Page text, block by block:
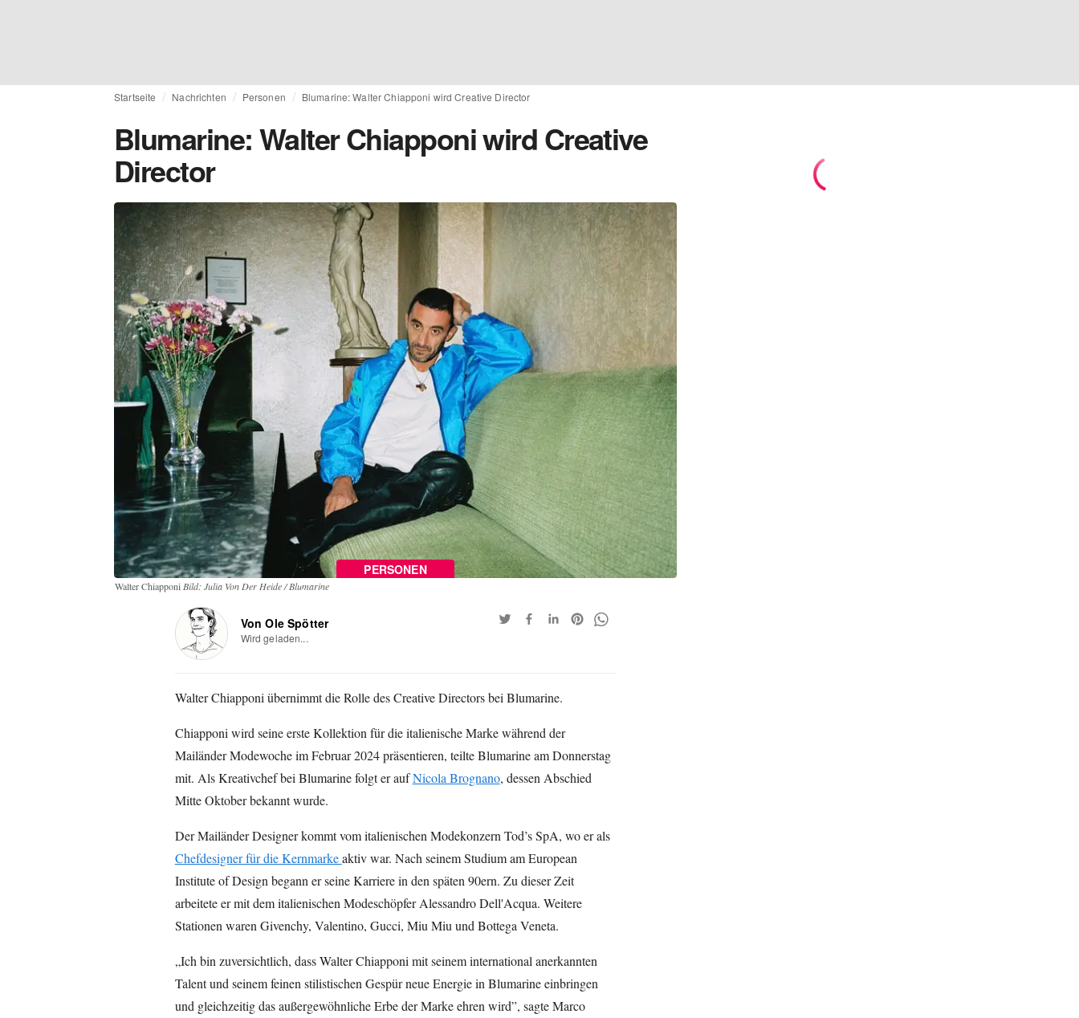
Startseite Nachrichten Personen Blumarine: Walter Chiapponi wird Creative Director
Blumarine: Walter Chiapponi wird Creative
Director
PERSONEN
Walter Chiapponi Bild: Julia Von Der Heide / Blumarine
Von Ole Spötter
Wird geladen...
Walter Chiapponi übernimmt die Rolle des Creative Directors bei Blumarine.
Chiapponi wird seine erste Kollektion für die italienische Marke während der
Mailänder Modewoche im Februar 2024 präsentieren, teilte Blumarine am Donnerstag
mit. Als Kreativchef bei Blumarine folgt er aufNicola Brognano, dessen Abschied
Mitte Oktober bekannt wurde.
Der Mailänder Designer kommt vom italienischen Modekonzern Tod’s SpA, wo er als
Chefdesigner für die Kernmarkeaktiv war. Nach seinem Studium am European
Institute of Design begann er seine Karriere in den späten 90ern. Zu dieser Zeit
arbeitete er mit dem italienischen Modeschöpfer Alessandro Dell'Acqua. Weitere
Stationen waren Givenchy, Valentino, Gucci, Miu Miu und Bottega Veneta.
„Ich bin zuversichtlich, dass Walter Chiapponi mit seinem international anerkannten
Talent und seinem feinen stilistischen Gespür neue Energie in Blumarine einbringen
und gleichzeitig das außergewöhnliche Erbe der Marke ehren wird”, sagte Marco